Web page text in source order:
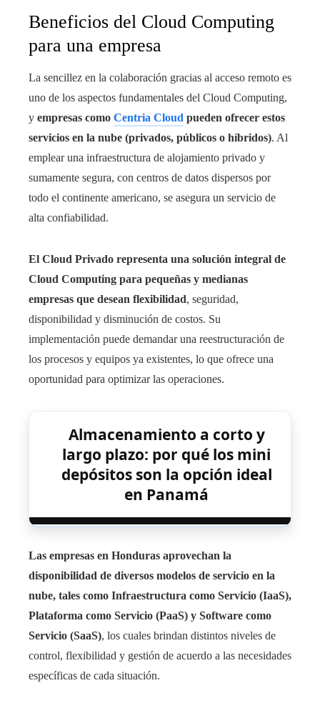
Beneficios del Cloud Computing
para una empresa
La sencillez en la colaboración gracias al acceso remoto es
uno de los aspectos fundamentales del Cloud Computing,
y empresas como Centria Cloud pueden ofrecer estos
servicios en la nube (privados, públicos o híbridos). Al
emplear una infraestructura de alojamiento privado y
sumamente segura, con centros de datos dispersos por
todo el continente americano, se asegura un servicio de
alta confiabilidad.
El Cloud Privado representa una solución integral de
Cloud Computing para pequeñas y medianas
empresas que desean flexibilidad, seguridad,
disponibilidad y disminución de costos. Su
implementación puede demandar una reestructuración de
los procesos y equipos ya existentes, lo que ofrece una
oportunidad para optimizar las operaciones.
Almacenamiento a corto y
largo plazo: por qué los mini
depósitos son la opción ideal
en Panamá
Las empresas en Honduras aprovechan la
disponibilidad de diversos modelos de servicio en la
nube, tales como Infraestructura como Servicio (IaaS),
Plataforma como Servicio (PaaS) y Software como
Servicio (SaaS), los cuales brindan distintos niveles de
control, flexibilidad y gestión de acuerdo a las necesidades
específicas de cada situación.